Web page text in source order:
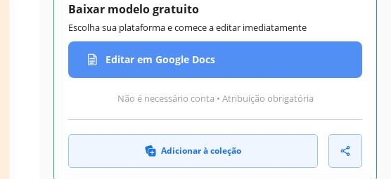
Baixar modelo gratuito
Escolha sua plataforma e comece a editar imediatamente
Editar em Google Docs
Não é necessário conta • Atribuição obrigatória
Adicionar à coleção